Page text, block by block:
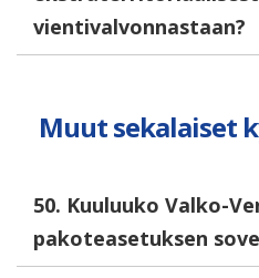
vientivalvonnastaan?
Muut sekalaiset
50. Kuuluuko Valko-
pakoteasetuksen